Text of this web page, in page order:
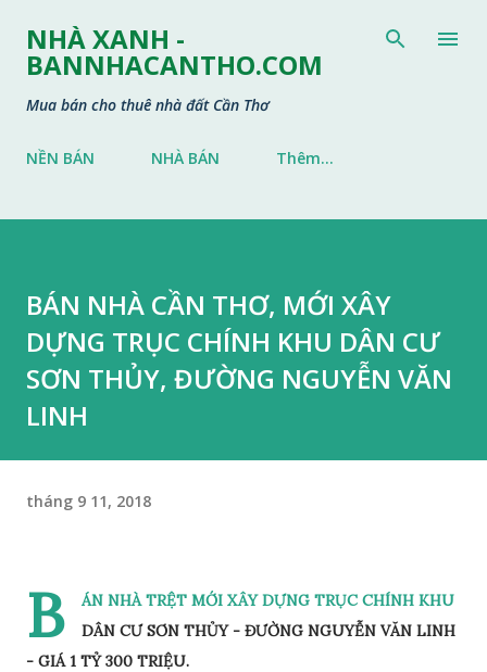
Chuyển đến nội dung chính
NHÀ XANH -
BANNHACANTHO.COM
Mua bán cho thuê nhà đất Cần Thơ
NỀN BÁN NHÀ BÁN Thêm…
BÁN NHÀ CẦN THƠ, MỚI XÂY
DỰNG TRỤC CHÍNH KHU DÂN CƯ
SƠN THỦY, ĐƯỜNG NGUYỄN VĂN
LINH
tháng 9 11, 2018
B
ÁN NHÀ TRỆT MỚI XÂY DỰNG TRỤC CHÍNH KHU
DÂN CƯ SƠN THỦY - ĐƯỜNG NGUYỄN VĂN LINH
- GIÁ 1 TỶ 300 TRIỆU.